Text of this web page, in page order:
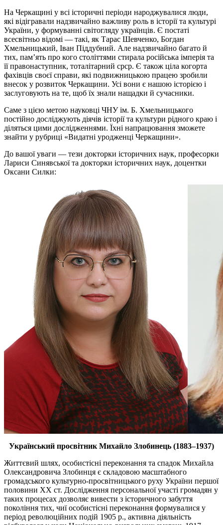
На Черкащині у всі історичні періоди народжувалися люди,
які відігравали надзвичайно важливу роль в історії та культурі
України, у формуванні світогляду українців. Є постаті
всесвітньо відомі — такі, як Тарас Шевченко, Богдан
Хмельницький, Іван Піддубний. Але надзвичайно багато й
тих, пам’ять про кого століттями стирала російська імперія та
її правонаступник, тоталітарний срср. Є також ціла когорта
фахівців своєї справи, які подвижницькою працею зробили
внесок у розвиток Черкащини. Усі вони є нашою історією і
заслуговують на те, щоб їх знали нащадки й сучасники.
Саме з цією метою науковці ЧНУ ім. Б. Хмельницького
постійно досліджують діячів історії та культури рідного краю і
діляться цими дослідженнями. Їхні напрацювання зможете
знайти у рубриці «Видатні уродженці Черкащини».
До вашої уваги — тези докторки історичних наук, професорки
Лариси Синявської та докторки історичних наук, доцентки
Оксани Силки:
Український просвітник Михайло Злобинець (1883–1937)
Життєвий шлях, особистісні переконання та спадок Михайла
Олександровича Злобинця є складовою масштабного
громадського культурно-просвітницького руху України першої
половини ХХ ст. Дослідження персональної участі громадян у
таких процесах дозволяє вивести з історичного забуття
покоління тих, чиї особистісні переконання формувалися у
період революційних подій 1905 р., активна діяльність